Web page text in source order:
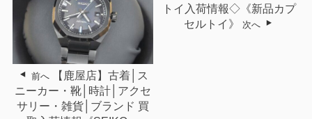
前へ
【鹿屋店】古着│ス
ニーカー・靴│時計│アクセ
サリー・雑貨│ブランド 買
トイ入荷情報◇《新品カプ
セルトイ》
次へ